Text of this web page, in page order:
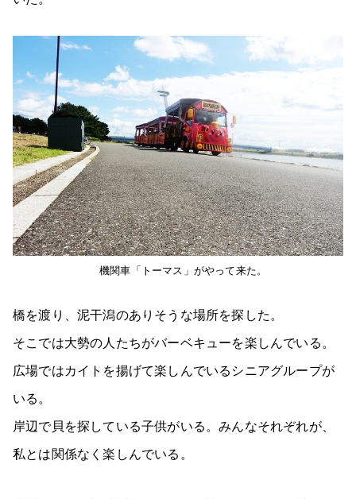
機関車「トーマス」がやって来た。
橋を渡り、泥干潟のありそうな場所を探した。
そこでは大勢の人たちがバーベキューを楽しんでいる。
広場ではカイトを揚げて楽しんでいるシニアグループが
いる。
岸辺で貝を探している子供がいる。みんなそれぞれが、
私とは関係なく楽しんでいる。